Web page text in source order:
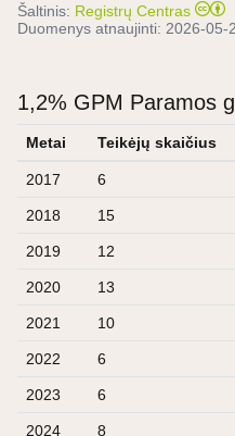
Šaltinis: Registrų Centras
Duomenys atnaujinti: 2026-05-
1,2% GPM Paramos
Metai Teikėjų skaičius
2017 6
2018 15
2019 12
2020 13
2021 10
2022 6
2023 6
2024 8